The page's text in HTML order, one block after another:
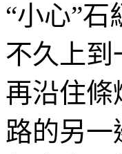
“小心”石
不久上到
再沿住條
路的另